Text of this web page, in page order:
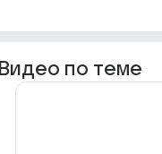
Видео по теме